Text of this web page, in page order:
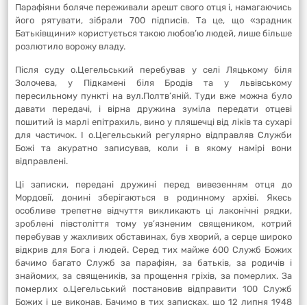
Парафіяни боляче переживали арешт свого отця і, намагаючись
його рятувати, зібрали 700 підписів. Та це, що «зрадник
Батьківщини» користується такою любов’ю людей, лише більше
розлютило ворожу владу.
Після суду о.Цегельський перебував у селі Ляцькому біля
Золочева, у Підкамені біля Бродів та у львівському
пересильному пункті на вул.Полтв’яній. Туди вже можна було
давати передачі, і вірна дружина зуміла передати отцеві
пошитий із марлі епітрахиль, вино у пляшечці від ліків та сухарі
для частичок. І о.Цегельський регулярно відправляв Служби
Божі та акуратно записував, коли і в якому намірі вони
відправлені.
Ці записки, передані дружині перед вивезенням отця до
Мордовії, донині зберігаються в родинному архіві. Якесь
особливе трепетне відчуття викликають ці лаконічні рядки,
зроблені півстоліття тому ув’язненим священиком, котрий
перебував у жахливих обставинах, був хворий, а серце широко
відкрив для Бога і людей. Серед тих майже 600 Служб Божих
бачимо багато Служб за парафіян, за батьків, за родичів і
знайомих, за священиків, за прощення гріхів, за померлих. За
померлих о.Цегельський постановив відправити 100 Служб
Божих і це виконав. Бачимо в тих записках, що 12 липня 1948